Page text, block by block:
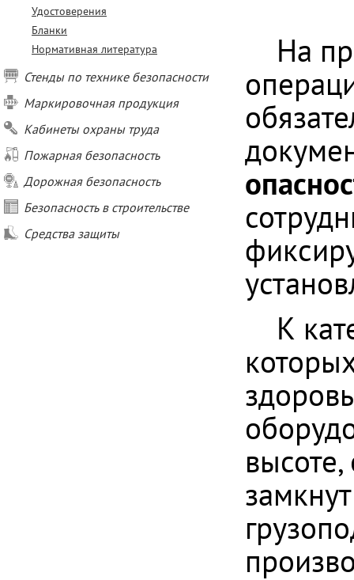
Удостоверения
Бланки
Нормативная литература
Стенды по технике безопасности
Маркировочная продукция
Кабинеты охраны труда
Пожарная безопасность
Дорожная безопасность
Безопасность в строительстве
Средства защиты
На
К